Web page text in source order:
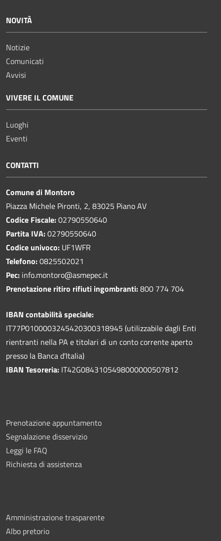
NOVITÀ
Notizie
Comunicati
Avvisi
VIVERE IL COMUNE
Luoghi
Eventi
CONTATTI
Comune di Montoro
Piazza Michele Pironti, 2, 83025 Piano AV
Codice Fiscale:02790550640
Partita IVA:02790550640
Codice univoco: UF1WFR
Telefono:0825502021
Pec: info.montoro@asmepec.it
Prenotazione ritiro rifiuti ingombranti:800 774 704
IBAN contabilità speciale:
IT77P0100003245420300318945 (utilizzabile dagli Enti
rientranti nella PA e titolari di un conto corrente aperto
presso la Banca d'Italia)
IBAN Tesoreria: IT42G0843105498000000507812
Prenotazione appuntamento
Segnalazione disservizio
Leggi le FAQ
Richiesta di assistenza
Amministrazione trasparente
Albo pretorio